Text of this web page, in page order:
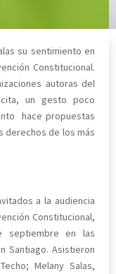
su sentimiento en
Constitucional.
autoras del
un gesto poco
hace propuestas
derechos de los más
a la audiencia
Constitucional,
en las
Santiago. Asistieron
Melany Salas,